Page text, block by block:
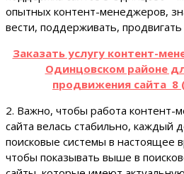
опытных контент-менеджеров,
вести, поддерживать, продвигать
Заказать услугу контент-
Одинцовском районе
продвижения сайта 8
2. Важно, чтобы работа
сайта велась стабильно, каждый
поисковые системы в настоящее
чтобы показывать выше в